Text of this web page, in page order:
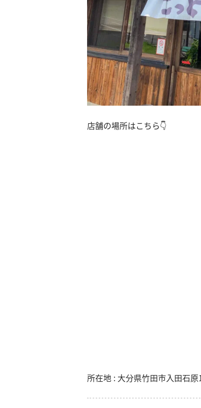
店舗の場所はこちら👇
所在地 : 大分県竹田市入田石原